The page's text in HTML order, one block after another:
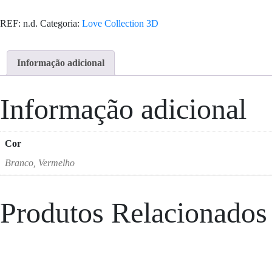
REF: n.d. Categoria: Love Collection 3D
Informação adicional
Informação adicional
Cor
Branco, Vermelho
Produtos Relacionados